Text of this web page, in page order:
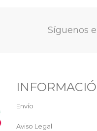
Síguenos
Envío
Aviso Legal